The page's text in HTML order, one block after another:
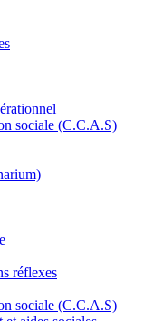
sociale (C.C.A.S)
réflexes
sociale (C.C.A.S)